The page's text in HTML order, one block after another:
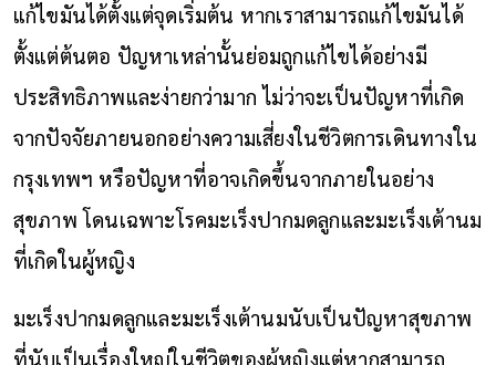
แก้ไขมันได้ตั้งแต่จุดเริ่มต้น หากเราสามารถแก้ไขมันได้
ตั้งแต่ต้นตอ ปัญหาเหล่านั้นย่อมถูกแก้ไขได้อย่างมี
ประสิทธิภาพและง่ายกว่ามาก ไม่ว่าจะเป็นปัญหาที่เกิด
จากปัจจัยภายนอกอย่างความเสี่ยงในชีวิตการเดินทางใน
กรุงเทพฯ หรือปัญหาที่อาจเกิดขึ้นจากภายในอย่าง
สุขภาพ โดนเฉพาะโรคมะเร็งปากมดลูกและมะเร็งเต้านม
ที่เกิดในผู้หญิง
มะเร็งปากมดลูกและมะเร็งเต้านมนับเป็นปัญหาสุขภาพ
ที่นับเป็นเรื่องใหญ่ในชีวิตของผู้หญิงแต่หากสามารถ